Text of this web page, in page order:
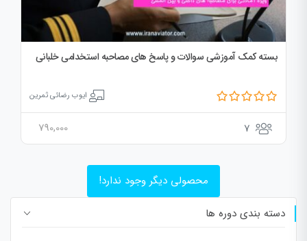
بسته کمک آموزشی سوالات و پاسخ های مصاحبه استخدامی خلبانی
ایوب رضائی ثمرین
7
790,000
محصولی دیگر وجود ندارد!
دسته بندی دوره ها